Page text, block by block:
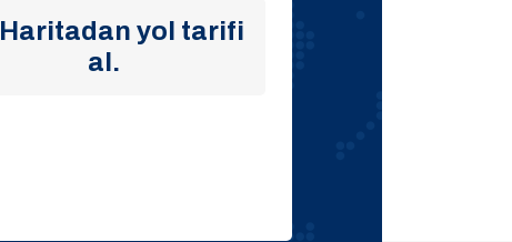
Haritadan yol tarifi
al.